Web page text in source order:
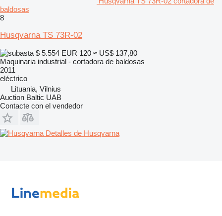
baldosas
8
Husqvarna TS 73R-02
$ 5.554 EUR 120 ≈ US$ 137,80
Maquinaria industrial - cortadora de baldosas
2011
eléctrico
Lituania, Vilnius
Auction Baltic UAB
Contacte con el vendedor
Detalles de Husqvarna